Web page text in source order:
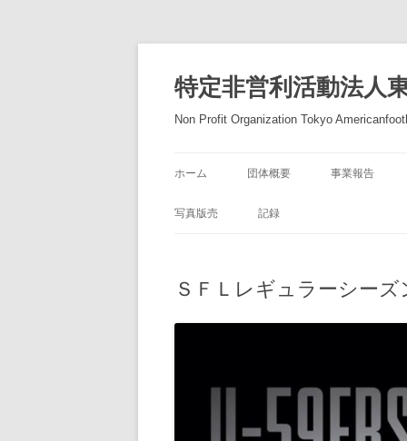
テ
ン
ツ
へ
ス
特定非営利活動法人
Non Profit Organization Tokyo
ホーム 団体概要 事業報告
写真版売 記録
ＳＦＬレギュラーシーズ